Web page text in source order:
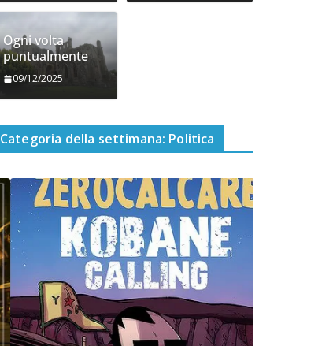
Ogni volta
puntualmente
09/12/2025
Categoria della settimana: Politica